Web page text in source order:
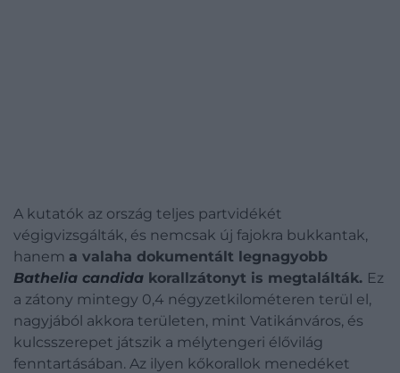
A kutatók az ország teljes partvidékét
végigvizsgálták, és nemcsak új fajokra bukkantak,
hanem a valaha dokumentált legnagyobb
Bathelia candida korallzátonyt is megtalálták. Ez
a zátony mintegy 0,4 négyzetkilométeren terül el,
nagyjából akkora területen, mint Vatikánváros, és
kulcsszerepet játszik a mélytengeri élővilág
fenntartásában. Az ilyen kőkorallok menedéket